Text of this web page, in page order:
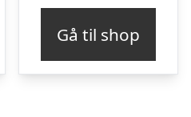
Gå til shop